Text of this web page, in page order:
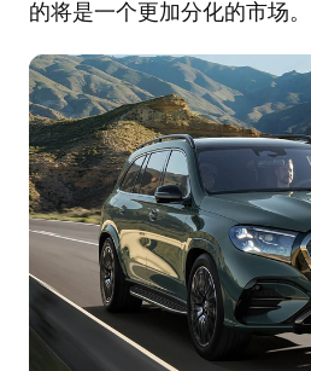
的将是一个更加分化的市场。